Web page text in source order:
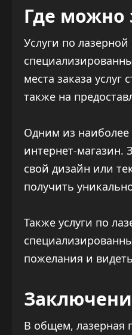
Где можно
Услуги по
места заказа
также на
Одним из наиболее
интернет-магазин.
свой дизайн или
получить
Также услуги по
пожелания и
В общем, лазерная